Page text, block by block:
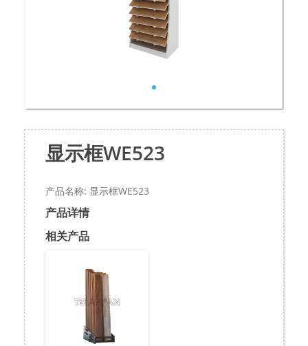
显示框WE523
产品名称: 显示框WE523
产品详情
相关产品